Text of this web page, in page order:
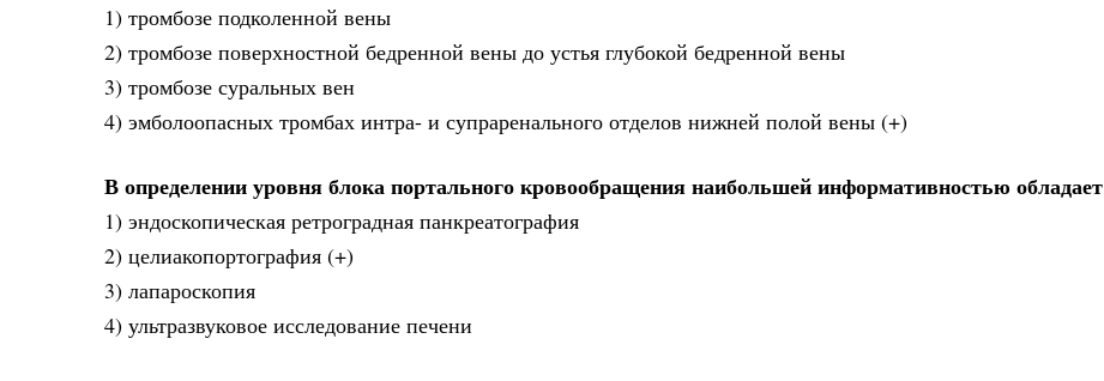
1) тромбозе подколенной вены
2) тромбозе поверхностной бедренной вены до устья глубокой бедренной вены
3) тромбозе суральных вен
4) эмболоопасных тромбах интра- и супраренального отделов нижней полой вены (+)
В определении уровня блока портального кровообращения наибольшей информативностью обладает
1) эндоскопическая ретроградная панкреатография
2) целиакопортография (+)
3) лапароскопия
4) ультразвуковое исследование печени